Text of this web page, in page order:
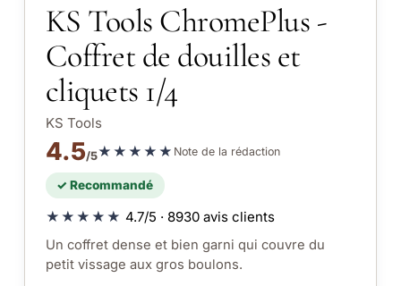
KS Tools ChromePlus -
Coffret de douilles et
cliquets 1/4
KS Tools
4.5/5★★★★★ Note de la rédaction
✓ Recommandé
★★★★★ 4.7/5 · 8930 avis clients
Un coffret dense et bien garni qui couvre du
petit vissage aux gros boulons.